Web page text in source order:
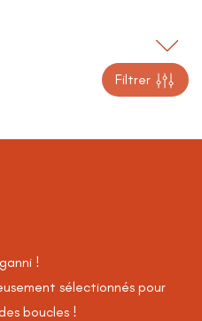
Filtrer
!
sélectionnés pour
boucles !